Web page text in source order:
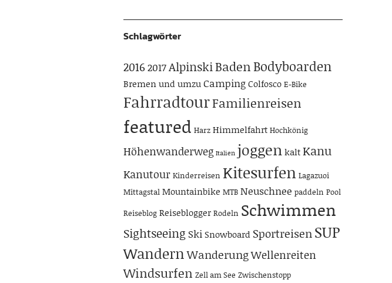
Schlagwörter
2016 2017AlpinskiBaden Bodyboarden
Bremen und umzuCampingColfosco E-Bike
FahrradtourFamilienreisen
featured Harz Himmelfahrt Hochkönig
Höhenwanderweg Italien joggenkaltKanu
Kanutour Kinderreisen Kitesurfen Lagazuoi
Mittagstal Mountainbike MTB Neuschnee paddeln Pool
Reiseblog Reiseblogger Rodeln Schwimmen
Sightseeing SkiSnowboard SportreisenSUP
WandernWanderungWellenreiten
Windsurfen Zell am See Zwischenstopp